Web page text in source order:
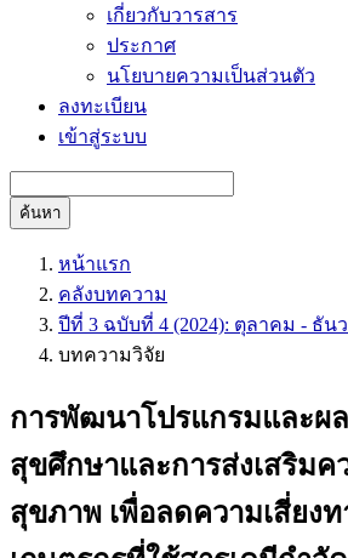
เกี่ยวกับวารสาร
ประกาศ
นโยบายความเป็นส่วนตัว
ลงทะเบียน
เข้าสู่ระบบ
ค้นหา
หน้าแรก
คลังบทความ
ปีที่ 3 ฉบับที่ 4 (2024): ตุลาคม - ธัน
บทความวิจัย
การพัฒนาโปรแกรมและผ
สุขศึกษาและการส่งเสริมค
สุขภาพ เพื่อลดความเสี่ยง